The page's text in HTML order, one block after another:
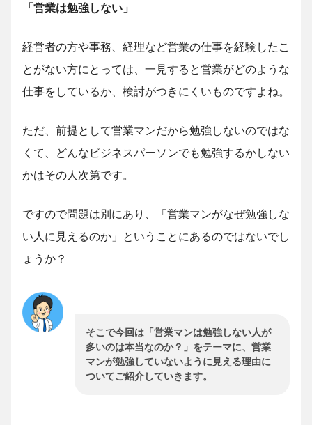
「営業は勉強しない」
経営者の方や事務、経理など営業の仕事を経験したこ
とがない方にとっては、一見すると営業がどのような
仕事をしているか、検討がつきにくいものですよね。
ただ、前提として営業マンだから勉強しないのではな
くて、どんなビジネスパーソンでも勉強するかしない
かはその人次第です。
ですので問題は別にあり、「営業マンがなぜ勉強しな
い人に見えるのか」ということにあるのではないでし
ょうか？
そこで今回は「営業マンは勉強しない人が
多いのは本当なのか？」をテーマに、営業
マンが勉強していないように見える理由に
ついてご紹介していきます。